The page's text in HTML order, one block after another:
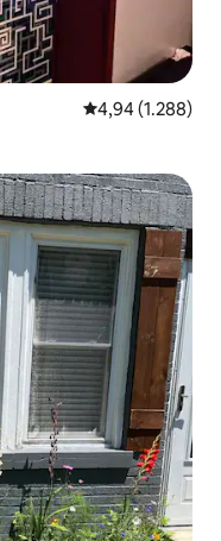
4,94 af 5 í
4,94 (1.288)